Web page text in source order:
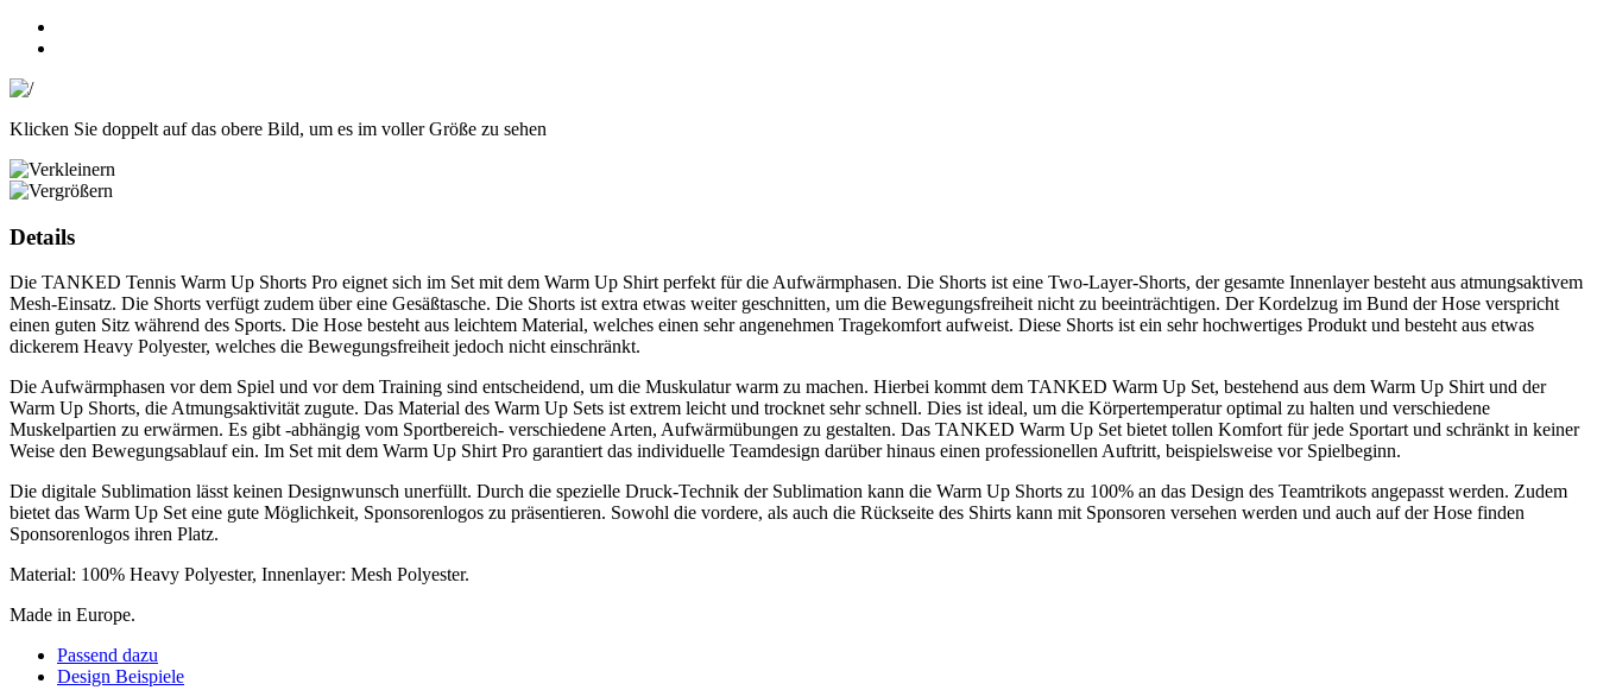
Klicken Sie doppelt auf das obere Bild, um es im voller Größe zu sehen
Details
Die TANKED Tennis Warm Up Shorts Pro eignet sich im Set mit dem Warm Up Shirt perfekt für die Aufwärmphasen. Die Shorts ist eine Two-Layer-Shorts, der gesamte Innenlayer besteht aus atmungsaktivem
Mesh-Einsatz. Die Shorts verfügt zudem über eine Gesäßtasche. Die Shorts ist extra etwas weiter geschnitten, um die Bewegungsfreiheit nicht zu beeinträchtigen. Der Kordelzug im Bund der Hose verspricht
einen guten Sitz während des Sports. Die Hose besteht aus leichtem Material, welches einen sehr angenehmen Tragekomfort aufweist. Diese Shorts ist ein sehr hochwertiges Produkt und besteht aus etwas
dickerem Heavy Polyester, welches die Bewegungsfreiheit jedoch nicht einschränkt.
Die Aufwärmphasen vor dem Spiel und vor dem Training sind entscheidend, um die Muskulatur warm zu machen. Hierbei kommt dem TANKED Warm Up Set, bestehend aus dem Warm Up Shirt und der
Warm Up Shorts, die Atmungsaktivität zugute. Das Material des Warm Up Sets ist extrem leicht und trocknet sehr schnell. Dies ist ideal, um die Körpertemperatur optimal zu halten und verschiedene
Muskelpartien zu erwärmen. Es gibt -abhängig vom Sportbereich- verschiedene Arten, Aufwärmübungen zu gestalten. Das TANKED Warm Up Set bietet tollen Komfort für jede Sportart und schränkt in keiner
Weise den Bewegungsablauf ein. Im Set mit dem Warm Up Shirt Pro garantiert das individuelle Teamdesign darüber hinaus einen professionellen Auftritt, beispielsweise vor Spielbeginn.
Die digitale Sublimation lässt keinen Designwunsch unerfüllt. Durch die spezielle Druck-Technik der Sublimation kann die Warm Up Shorts zu 100% an das Design des Teamtrikots angepasst werden. Zudem
bietet das Warm Up Set eine gute Möglichkeit, Sponsorenlogos zu präsentieren. Sowohl die vordere, als auch die Rückseite des Shirts kann mit Sponsoren versehen werden und auch auf der Hose finden
Sponsorenlogos ihren Platz.
Material: 100% Heavy Polyester, Innenlayer: Mesh Polyester.
Made in Europe.
Passend dazu
Design Beispiele